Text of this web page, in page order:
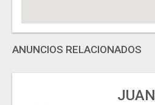
ANUNCIOS RELACIONADOS
JUAN